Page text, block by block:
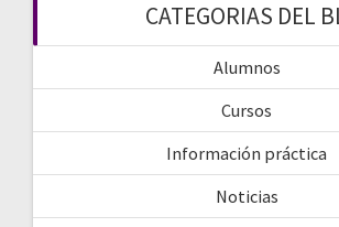
CATEGORIAS DEL
Alumnos
Cursos
Información práctica
Noticias